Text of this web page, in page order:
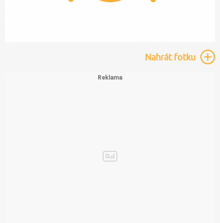
Nahrátfotku